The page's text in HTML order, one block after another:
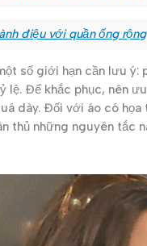
điệu với quần ống rộng
số giới hạn cần lưu
lệ. Để khắc phục, nên
dày. Đối với áo có
thủ những nguyên tắc